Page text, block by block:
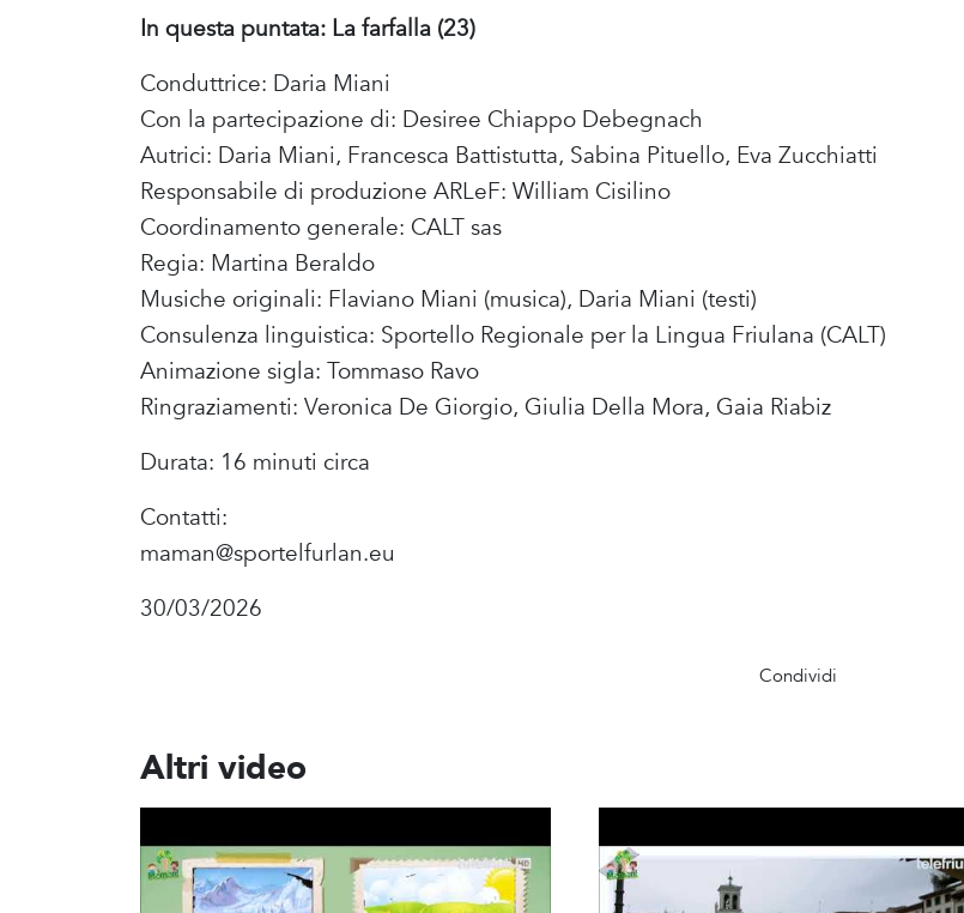
In questa puntata: La farfalla (23)
Conduttrice: Daria Miani
Con la partecipazione di: Desiree Chiappo Debegnach
Autrici: Daria Miani, Francesca Battistutta, Sabina Pituello, Eva Zucchiatti
Responsabile di produzione ARLeF: William Cisilino
Coordinamento generale: CALT sas
Regia: Martina Beraldo
Musiche originali: Flaviano Miani (musica), Daria Miani (testi)
Consulenza linguistica: Sportello Regionale per la Lingua Friulana (CALT)
Animazione sigla: Tommaso Ravo
Ringraziamenti: Veronica De Giorgio, Giulia Della Mora, Gaia Riabiz
Durata: 16 minuti circa
Contatti:
maman@sportelfurlan.eu
30/03/2026
Condividi
Altri video